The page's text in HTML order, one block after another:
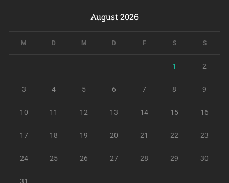
August 2026
M D M D F S S
1 2
3 4 5 6 7 8 9
10 11 12 13 14 15 16
17 18 19 20 21 22 23
24 25 26 27 28 29 30
31